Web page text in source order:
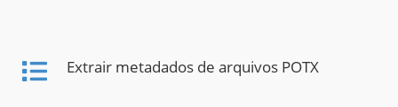
Extrair metadados de arquivos POTX